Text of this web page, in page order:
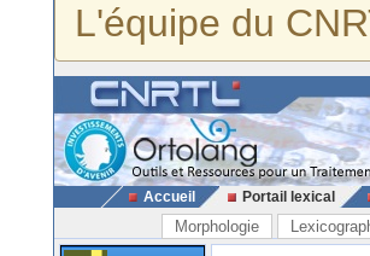
L'équipe du
Accueil Portail lexical
Morphologie